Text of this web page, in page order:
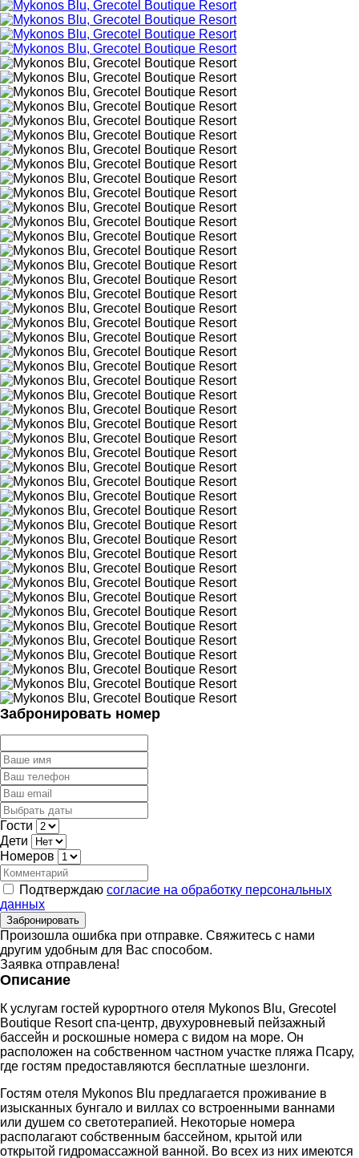
Забронировать номер
Гости
Дети
Номеров
Подтверждаю согласие на обработку персональных
данных
Забронировать
Произошла ошибка при отправке. Свяжитесь с нами
другим удобным для Вас способом.
Заявка отправлена!
Описание
К услугам гостей курортного отеля Mykonos Blu, Grecotel
Boutique Resort спа-центр, двухуровневый пейзажный
бассейн и роскошные номера с видом на море. Он
расположен на собственном частном участке пляжа Псару,
где гостям предоставляются бесплатные шезлонги.
Гостям отеля Mykonos Blu предлагается проживание в
изысканных бунгало и виллах со встроенными ваннами
или душем со светотерапией. Некоторые номера
располагают собственным бассейном, крытой или
открытой гидромассажной ванной. Во всех из них имеются